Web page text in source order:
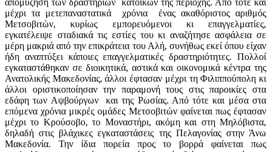
απομύζηση των δραστήριων κατοίκων της περιοχής. Από τότε και
μέχρι τα μετεπαναστατικά χρόνια ένας ακαθόριστος αριθμός
Μετσοβιτών, κυρίως εμπορευόμενοι κι επαγγελματίες,
εγκατέλειψε σταδιακά τις εστίες του κι αναζήτησε ασφάλεια σε
μέρη μακριά από την επικράτεια του Αλή, συνήθως εκεί όπου είχαν
ήδη αναπτύξει κάποιες επαγγελματικές δραστηριότητες. Πολλοί
εγκαταστάθηκαν σε διοικητικά, αστικά και οικονομικά κέντρα της
Ανατολικής Μακεδονίας, άλλοι έφτασαν μέχρι τη Φιλιππούπολη κι
άλλοι οριστικοποίησαν την παραμονή τους στις παροικίες στα
εδάφη των Αψβούργων και της Ρωσίας. Από τότε και μέσα στα
επόμενα χρόνια μικρές ομάδες Μετσοβιτών φαίνεται πως έφτασαν
μέχρι το Κρούσοβο, το Μοναστήρι, ακόμη και στη Μηλόβιστα,
δηλαδή στις βλάχικες εγκαταστάσεις της Πελαγονίας στην Άνω
Μακεδονία. Την ίδια πορεία προς το βορρά φαίνεται πως